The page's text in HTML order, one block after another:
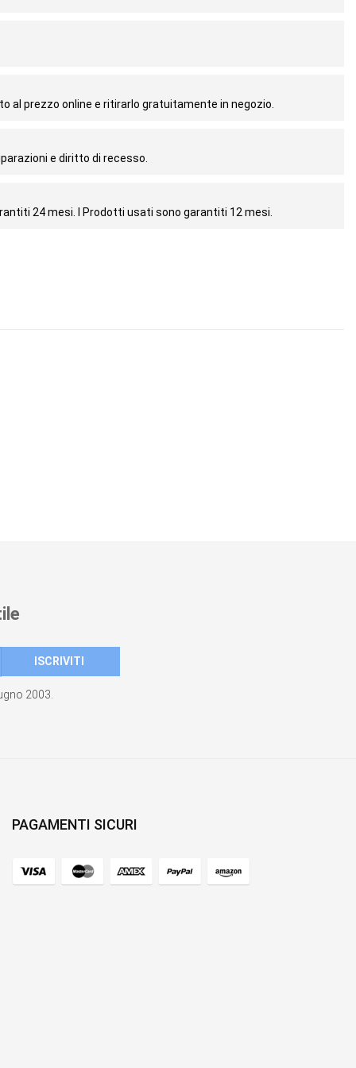
al prezzo online e ritirarlo gratuitamente in negozio.
e diritto di recesso.
24 mesi. I Prodotti usati sono garantiti 12 mesi.
2003.
PAGAMENTI SICURI